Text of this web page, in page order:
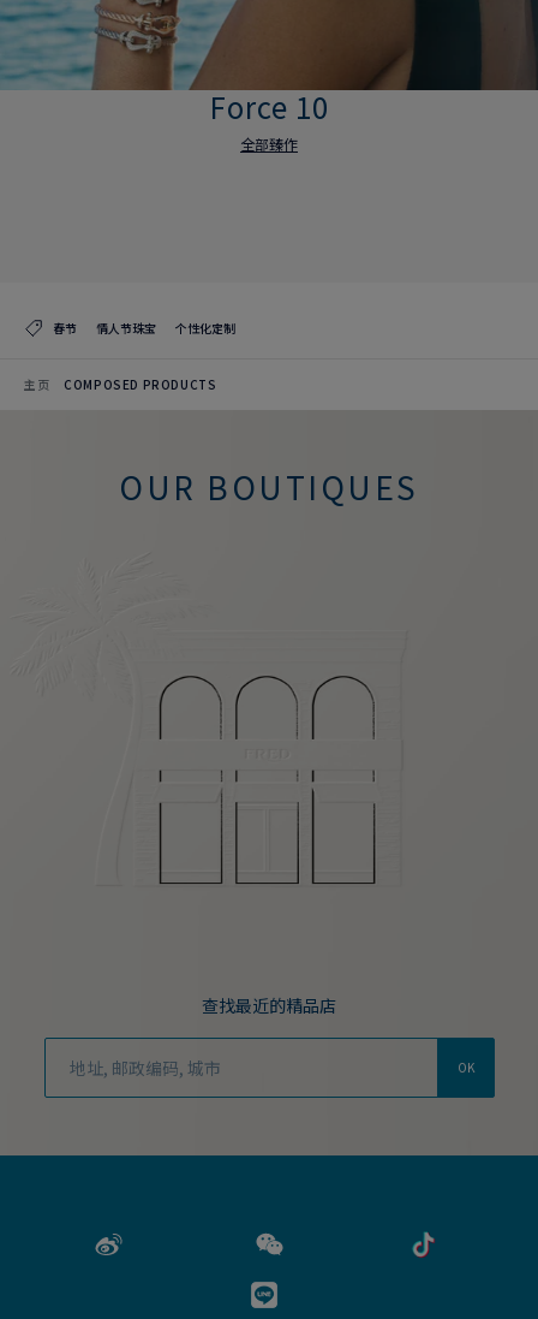
Force 10
全部臻作
春节 情人节珠宝 个性化定制
主页 COMPOSED PRODUCTS
OUR BOUTIQUES
查找最近的精品店
OK